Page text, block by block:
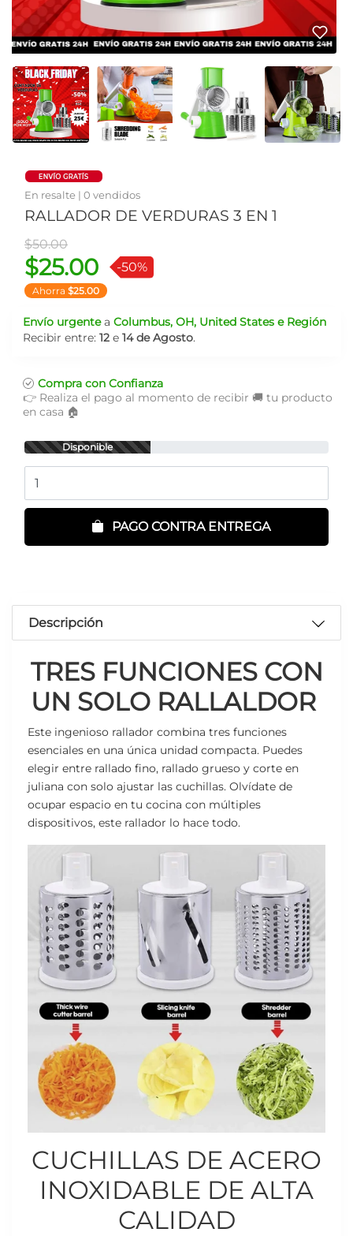
En resalte | 0 vendidos
RALLADOR DE VERDURAS 3 EN 1
Precio antiguo
$50.00
$25.00 -50%
Ahorra $25.00
Envío urgentea Columbus, OH, United States e Región
Recibir entre: 12 e 14 de Agosto.
Compra con Confianza
👉 Realiza el pago al momento de recibir 🚚 tu producto
en casa 🏠
Disponible
PAGO CONTRA ENTREGA
Descripción
TRES FUNCIONES CON
UN SOLO RALLALDOR
Este ingenioso rallador combina tres funciones
esenciales en una única unidad compacta. Puedes
elegir entre rallado fino, rallado grueso y corte en
juliana con solo ajustar las cuchillas. Olvídate de
ocupar espacio en tu cocina con múltiples
dispositivos, este rallador lo hace todo.
CUCHILLAS DE ACERO
INOXIDABLE DE ALTA
CALIDAD